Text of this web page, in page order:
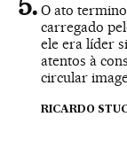
O ato
carregado
ele era líder
atentos à
circular
RICARDO